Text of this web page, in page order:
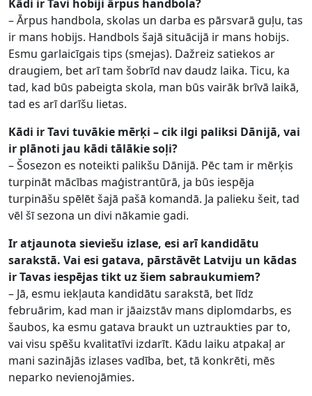
Kādi ir Tavi hobiji ārpus handbola?
– Ārpus handbola, skolas un darba es pārsvarā guļu, tas
ir mans hobijs. Handbols šajā situācijā ir mans hobijs.
Esmu garlaicīgais tips (smejas). Dažreiz satiekos ar
draugiem, bet arī tam šobrīd nav daudz laika. Ticu, ka
tad, kad būs pabeigta skola, man būs vairāk brīvā laikā,
tad es arī darīšu lietas.
Kādi ir Tavi tuvākie mērķi – cik ilgi paliksi Dānijā, vai
ir plānoti jau kādi tālākie soļi?
– Šosezon es noteikti palikšu Dānijā. Pēc tam ir mērķis
turpināt mācības maģistrantūrā, ja būs iespēja
turpināšu spēlēt šajā pašā komandā. Ja palieku šeit, tad
vēl šī sezona un divi nākamie gadi.
Ir atjaunota sieviešu izlase, esi arī kandidātu
sarakstā. Vai esi gatava, pārstāvēt Latviju un kādas
ir Tavas iespējas tikt uz šiem sabraukumiem?
– Jā, esmu iekļauta kandidātu sarakstā, bet līdz
februārim, kad man ir jāaizstāv mans diplomdarbs, es
šaubos, ka esmu gatava braukt un uztraukties par to,
vai visu spēšu kvalitatīvi izdarīt. Kādu laiku atpakaļ ar
mani sazinājās izlases vadība, bet, tā konkrēti, mēs
neparko nevienojāmies.